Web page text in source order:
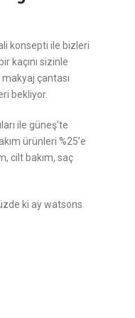
konsepti ile bizleri
kaçını sizinle
çantası
bekliyor.
ile güneş’te
ürünleri %25’e
cilt bakım, saç
ki ay watsons